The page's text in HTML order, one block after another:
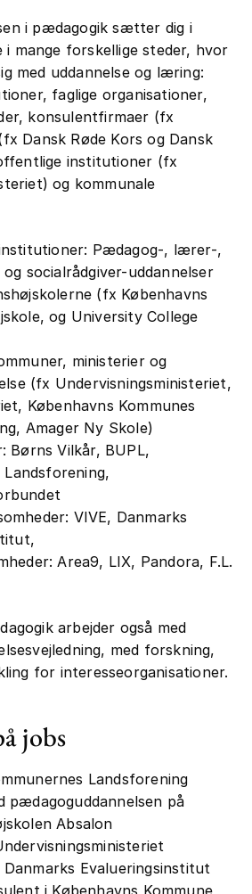
i pædagogik sætter dig i
mange forskellige steder, hvor
med uddannelse og læring:
faglige organisationer,
konsulentfirmaer (fx
Dansk Røde Kors og Dansk
institutioner (fx
og kommunale
Pædagog-, lærer-,
socialrådgiver-uddannelser
(fx Københavns
og University College
ministerier og
(fx Undervisningsministeriet,
Københavns Kommunes
Amager Ny Skole)
Børns Vilkår, BUPL,
Landsforening,
VIVE, Danmarks
Area9, LIX, Pandora, F.L.
arbejder også med
med forskning,
for interesseorganisationer.
jobs
Landsforening
pædagoguddannelsen på
Absalon
Evalueringsinstitut